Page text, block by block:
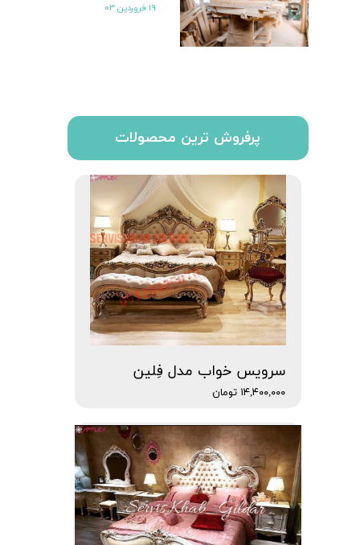
سرویس خواب مدل فِلین
۱۴,۴۰۰,۰۰۰ تومان
پرفروش ترین محصولات
۱۹ فروردین ۰۳